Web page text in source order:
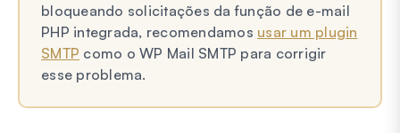
bloqueando solicitações da função de e-mail
PHP integrada, recomendamos usar um plugin
SMTP como o WP Mail SMTP para corrigir
esse problema.